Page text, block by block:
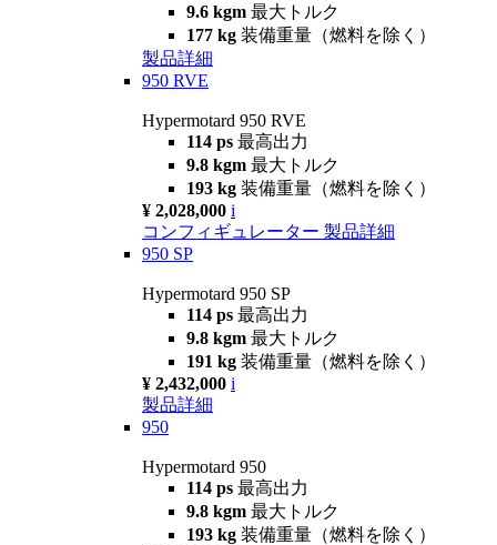
9.6 kgm 最大トルク
177 kg 装備重量（燃料を除く）
製品詳細
950 RVE
Hypermotard 950 RVE
114 ps 最高出力
9.8 kgm 最大トルク
193 kg 装備重量（燃料を除く）
¥ 2,028,000 i
コンフィギュレーター 製品詳細
950 SP
Hypermotard 950 SP
114 ps 最高出力
9.8 kgm 最大トルク
191 kg 装備重量（燃料を除く）
¥ 2,432,000 i
製品詳細
950
Hypermotard 950
114 ps 最高出力
9.8 kgm 最大トルク
193 kg 装備重量（燃料を除く）